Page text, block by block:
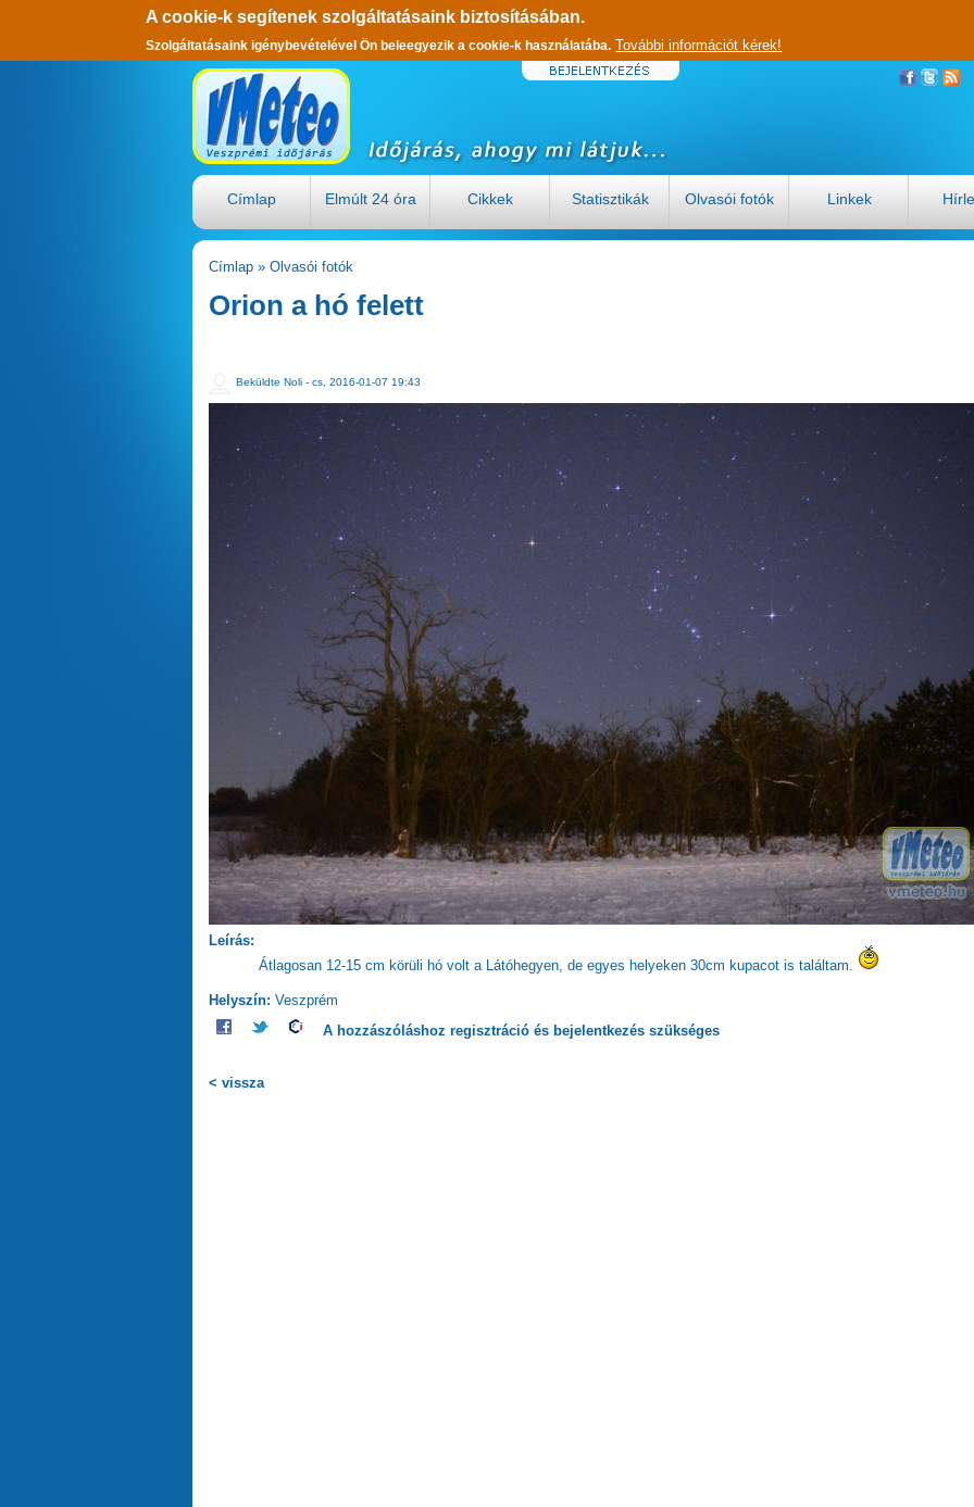
A cookie-k segítenek szolgáltatásaink biztosításában.
Szolgáltatásaink igénybevételével Ön beleegyezik a cookie-k használatába. További információt kérek!
Címlap Elmúlt 24 óra Cikkek Statisztikák Olvasói fotók Linkek
Címlap » Olvasói fotók
Orion a hó felett
Beküldte Noli - cs, 2016-01-07 19:43
Leírás:
Átlagosan 12-15 cm körüli hó volt a Látóhegyen, de egyes helyeken 30cm kupacot is találtam.
Helyszín: Veszprém
A hozzászóláshoz regisztrációés bejelentkezésszükséges
< vissza